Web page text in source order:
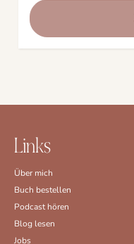
Links
Über mich
Buch bestellen
Podcast hören
Blog lesen
Jobs